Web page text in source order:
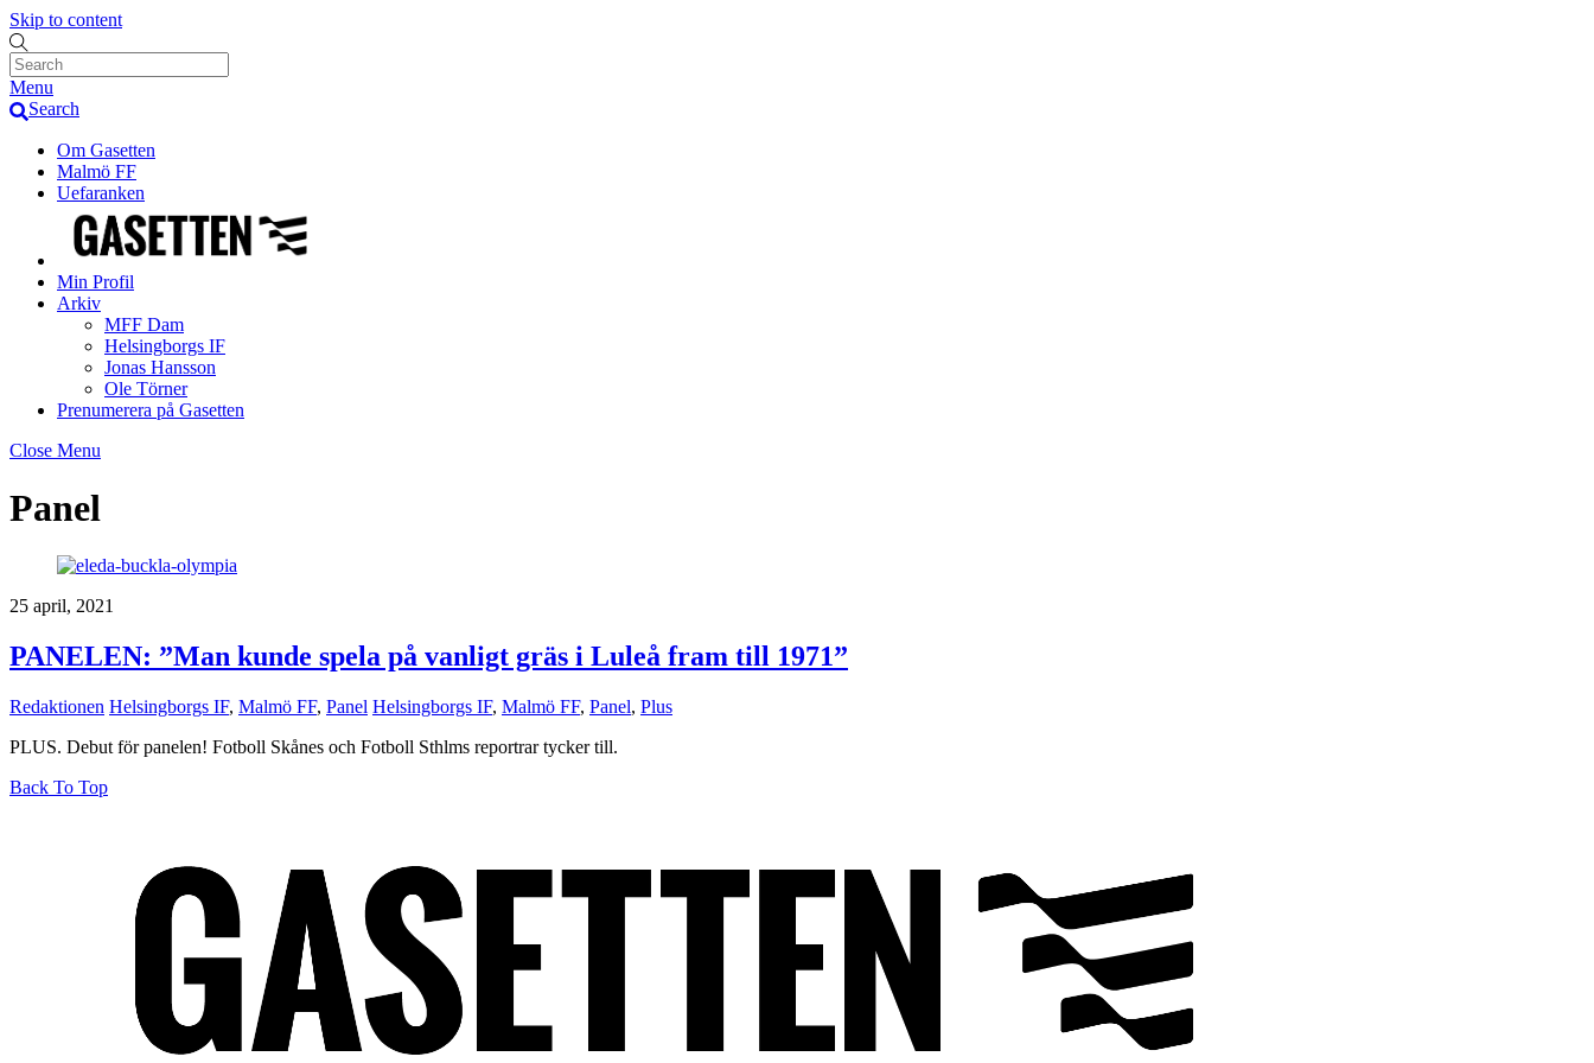
Skip to content
Menu
Search
Om Gasetten
Malmö FF
Uefaranken
Min Profil
Arkiv
MFF Dam
Helsingborgs IF
Jonas Hansson
Ole Törner
Prenumerera på Gasetten
Close Menu
Panel
25 april, 2021
PANELEN: ”Man kunde spela på vanligt gräs i Luleå fram till 1971”
Redaktionen Helsingborgs IF, Malmö FF, Panel Helsingborgs IF, Malmö FF, Panel, Plus
PLUS. Debut för panelen! Fotboll Skånes och Fotboll Sthlms reportrar tycker till.
Back To Top